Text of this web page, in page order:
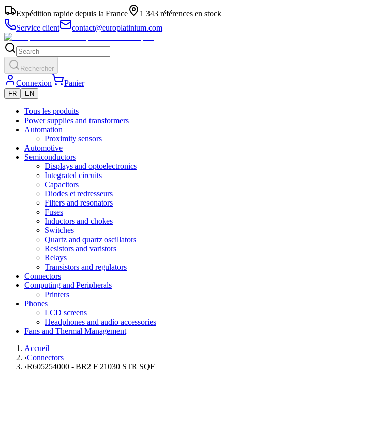
Expédition rapide depuis la France
1 343 références en stock
Service client
contact@europlatinium.com
Rechercher
Connexion Panier
FR EN
Tous les produits
Power supplies and transformers
Automation
Proximity sensors
Automotive
Semiconductors
Displays and optoelectronics
Integrated circuits
Capacitors
Diodes et redresseurs
Filters and resonators
Fuses
Inductors and chokes
Switches
Quartz and quartz oscillators
Resistors and varistors
Relays
Transistors and regulators
Connectors
Computing and Peripherals
Printers
Phones
LCD screens
Headphones and audio accessories
Fans and Thermal Management
Accueil
›Connectors
›R605254000 - BR2 F 21030 STR SQF